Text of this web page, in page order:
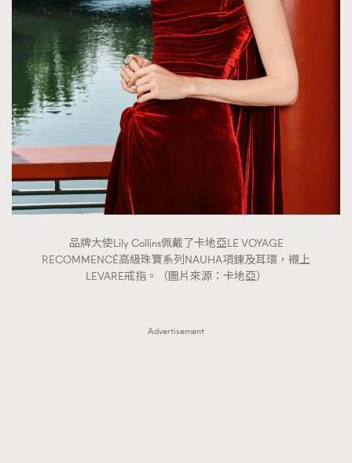
品牌大使Lily Collins佩戴了卡地亞LE VOYAGE
RECOMMENCÉ高級珠寶系列NAUHA項鍊及耳環，襯上
LEVARE戒指。（圖片來源：卡地亞）
Advertisement